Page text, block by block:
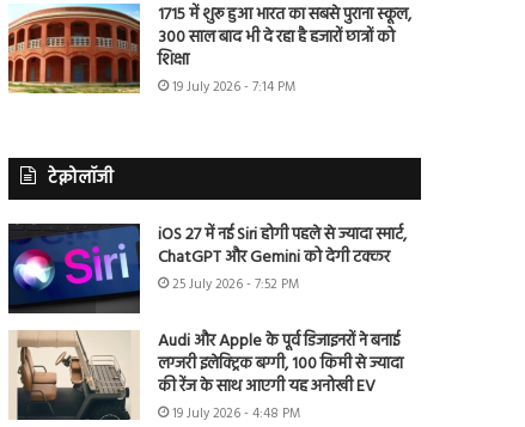
1715 में शुरू हुआ भारत का सबसे पुराना स्कूल,
300 साल बाद भी दे रहा है हजारों छात्रों को
शिक्षा
19 July 2026 - 7:14 PM
टेक्नोलॉजी
iOS 27 में नई Siri होगी पहले से ज्यादा स्मार्ट,
ChatGPT और Gemini को देगी टक्कर
25 July 2026 - 7:52 PM
Audi और Apple के पूर्व डिजाइनरों ने बनाई
लग्जरी इलेक्ट्रिक बग्गी, 100 किमी से ज्यादा
की रेंज के साथ आएगी यह अनोखी EV
19 July 2026 - 4:48 PM